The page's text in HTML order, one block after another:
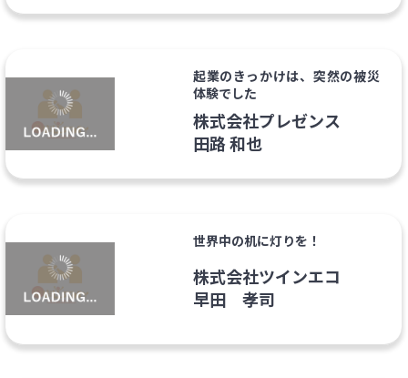
起業のきっかけは、突然の被災
体験でした
株式会社プレゼンス
田路 和也
世界中の机に灯りを！
株式会社ツインエコ
早田 孝司